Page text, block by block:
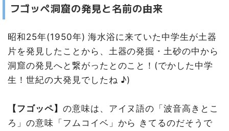
フゴッペ洞窟の発見と名前の由来
昭和25年(1950年) 海水浴に来ていた中学生が土器
片を発見したことから、土器の発掘・土砂の中から
洞窟の発見へと繋がったとのこと！(でかした中学
生！世紀の大発見でしたね ♪)
【フゴッペ】 の意味は、アイヌ語の「波音高きとこ
ろ」の意味「フムコイベ」から きてるのだそうで